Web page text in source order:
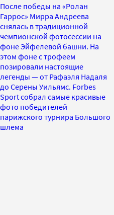
После победы на «Ролан
Гаррос» Мирра Андреева
снялась в традиционной
чемпионской фотосессии на
фоне Эйфелевой башни. На
этом фоне с трофеем
позировали настоящие
легенды — от Рафаэля Надаля
до Серены Уильямс. Forbes
Sport собрал самые красивые
фото победителей
парижского турнира Большого
шлема